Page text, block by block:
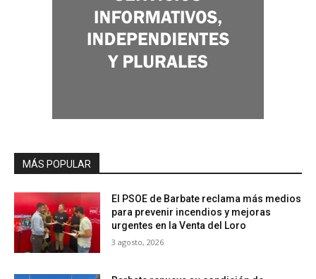
MÁS POPULAR
El PSOE de Barbate reclama más medios
para prevenir incendios y mejoras
urgentes en la Venta del Loro
3 agosto, 2026